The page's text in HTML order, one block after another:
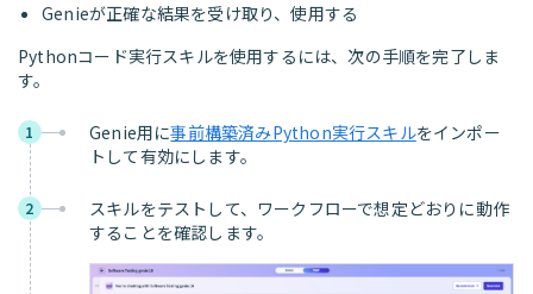
Genieが正確な結果を受け取り、使用する
Pythonコード実行スキルを使用するには、次の手順を完了しま
す。
1 Genie用に事前構築済みPython実行スキルをインポー
トして有効にします。
2
スキルをテストして、ワークフローで想定どおりに動作
することを確認します。